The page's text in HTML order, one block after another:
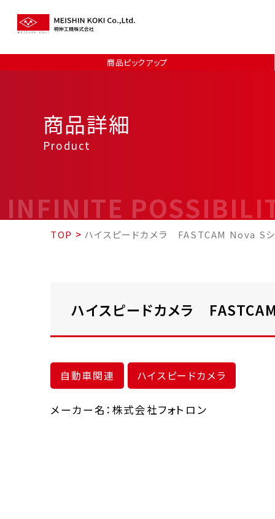
商品ピックアップ
商品詳細
Product
INFINITE
TOP > ハイスピードカメラ FASTCAM Nova Sシ
ハイスピードカメラ
自動車関連 ハイスピードカメラ
メーカー名：株式会社フォトロン